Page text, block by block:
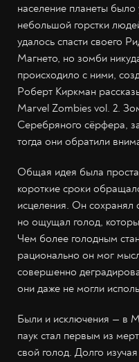
население планеты
небольшой горстки
удалось спасти своего
Магнето, но зомби
происходило с ними,
Роберт Киркман
Marvel Zombies vol. 2.
Серебряного сёрфера,
тогда они обратили
Общая идея была
короткие сроки
исцеления. Он сохранял
но ощущал голод,
Чем более голодным
рационально он мог
совершенно
они даже не могли
Были и исключения — в
паук стал первым из
свой голод. Долго